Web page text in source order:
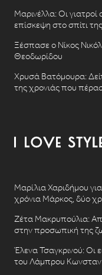
Μαρινέλλα: Οι
επίσκεψη στο σπίτι της
Ξέσπασε ο Νίκος
Θεοδωρίδου
Χρυσά Βατόμουρα:
της χρονιάς που
Μαρίλια Χαριδήμου
χρόνια Μάρκος, δύο
Ζέτα Μακρυπούλια:
στην προσωπική της
Έλενα Τσαγκρινού: Οι
του Λάμπρου